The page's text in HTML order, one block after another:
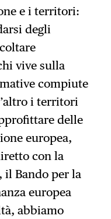
e i territori:
degli
vive sulla
compiute
i territori
delle
europea,
con la
il Bando per la
europea
abbiamo